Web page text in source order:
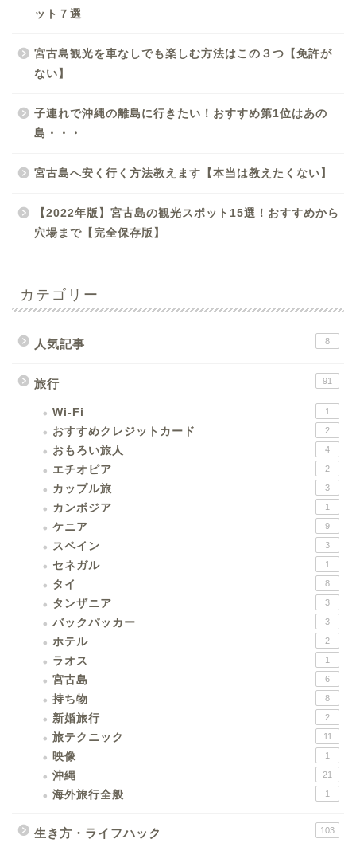
ット７選
宮古島観光を車なしでも楽しむ方法はこの３つ【免許が
ない】
子連れで沖縄の離島に行きたい！おすすめ第1位はあの
島・・・
宮古島へ安く行く方法教えます【本当は教えたくない】
【2022年版】宮古島の観光スポット15選！おすすめから
穴場まで【完全保存版】
カテゴリー
人気記事 8
旅行 91
Wi-Fi 1
おすすめクレジットカード 2
おもろい旅人 4
エチオピア 2
カップル旅 3
カンボジア 1
ケニア 9
スペイン 3
セネガル 1
タイ 8
タンザニア 3
バックパッカー 3
ホテル 2
ラオス 1
宮古島 6
持ち物 8
新婚旅行 2
旅テクニック 11
映像 1
沖縄 21
海外旅行全般 1
生き方・ライフハック 103